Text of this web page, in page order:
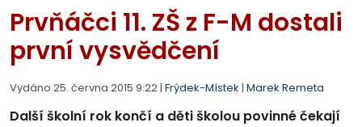
Prvňáčci 11. ZŠ z F-M dostali
první vysvědčení
Vydáno 25. června 2015 9:22 | Frýdek-Místek | Marek Remeta
Další školní rok končí a děti školou povinné čekají